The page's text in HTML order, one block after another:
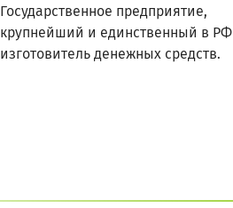
Государственное предприятие,
крупнейший и единственный в РФ
изготовитель денежных средств.